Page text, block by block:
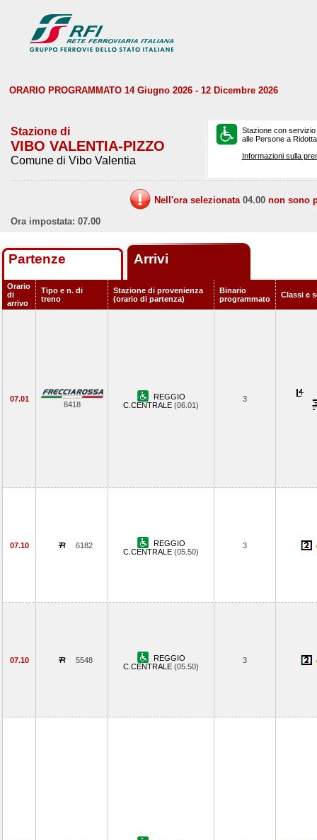
ORARIO PROGRAMMATO 14 Giugno 2026 - 12 Dicembre 2026
Stazione di
VIBO VALENTIA-PIZZO
Comune di Vibo Valentia
Stazione con
alle Persone a
Informazioni sulla
Nell'ora selezionata 04.00 non sono
Ora impostata: 07.00
Partenze Arrivi
Orario
di
arrivo
Tipo e n. di
treno
Stazione di provenienza
(orario di partenza)
Binario
programmato
Classi e
07.01
8418
REGGIO
C.CENTRALE (06.01)
3
07.10 6182
REGGIO
C.CENTRALE (05.50)
3
07.10 5548
REGGIO
C.CENTRALE (05.50)
3